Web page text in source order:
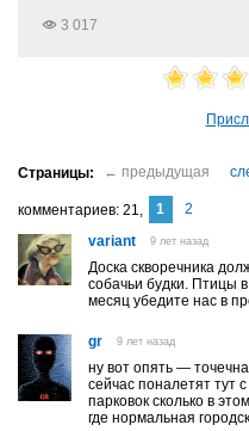
3 017
комментариев 21 1
2
variant
9 лет назад
Доска скворечника
собачьи будки. Птицы
месяц убедите нас в
gr 9 лет назад
ну вот опять —
сейчас поналетят тут
парковок сколько в
где нормальная